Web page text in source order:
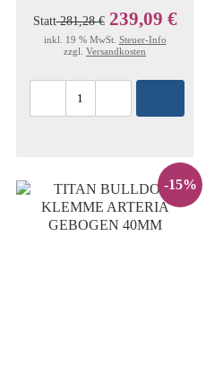
Statt281,28 € 239,09 €
inkl. 19 % MwSt. Steuer-Info
zzgl. Versandkosten
-15%